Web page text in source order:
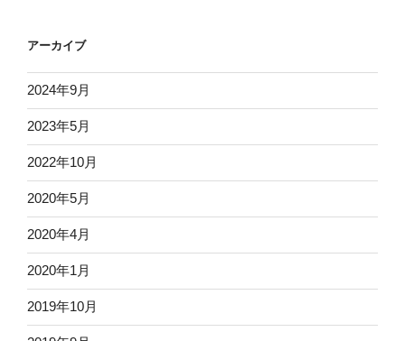
アーカイブ
2024年9月
2023年5月
2022年10月
2020年5月
2020年4月
2020年1月
2019年10月